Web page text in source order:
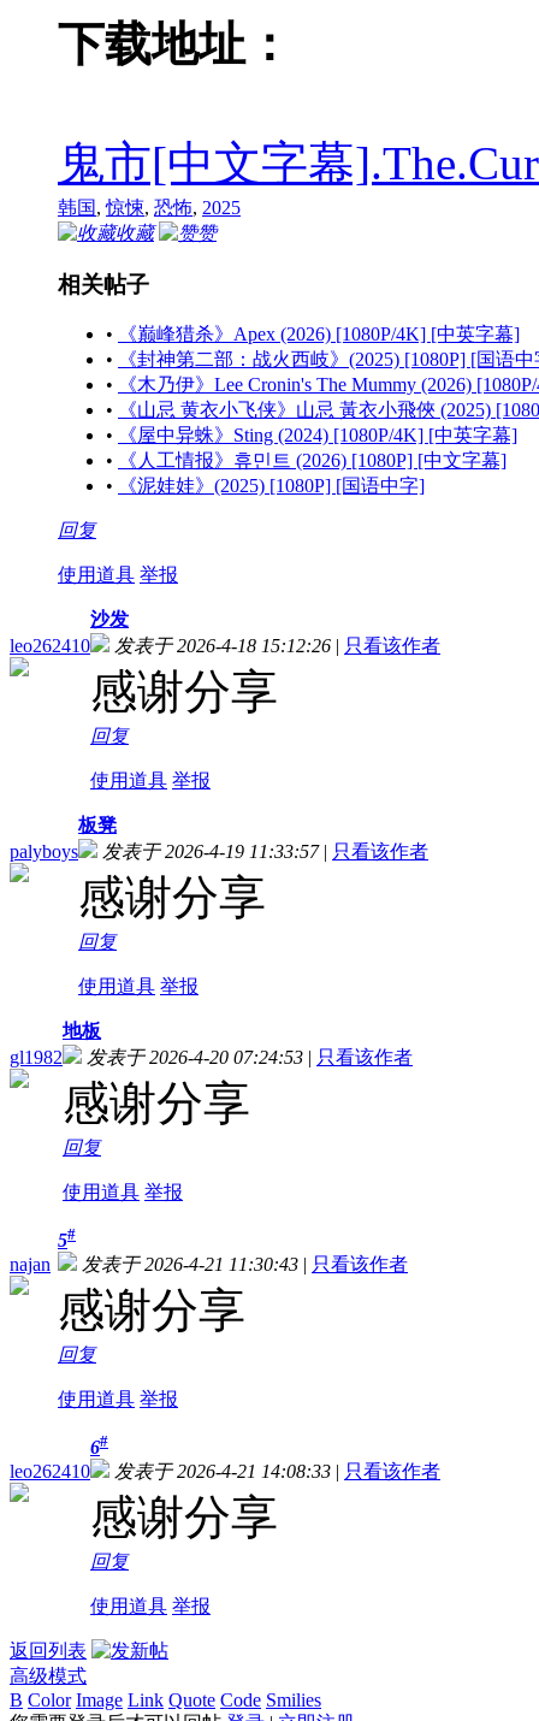
下载地址：
鬼市[中文字幕
韩国,惊悚, 恐怖, 2025
收藏
赞
相关帖子
•
《巅峰猎杀》Apex (2026) [1080P/4K] [中英字幕]
•
《封神第二部：战火西岐》(2025) [1080P] [国语
•
《木乃伊》Lee Cronin's The Mummy (2026)
•
《山忌 黄衣小飞侠》山忌 黃衣小飛俠 (2025)
•
《屋中异蛛》Sting (2024) [1080P/4K] [中英字幕]
•
《人工情报》휴민트 (2026) [1080P] [中文字幕]
•
《泥娃娃》(2025) [1080P] [国语中字]
回复
使用道具 举报
leo262410
沙发
发表于 2026-4-18 15:12:26 | 只看该作者
感谢分享
回复
使用道具 举报
palyboys
板凳
发表于 2026-4-19 11:33:57 | 只看该作者
感谢分享
回复
使用道具 举报
gl1982
地板
发表于 2026-4-20 07:24:53 | 只看该作者
感谢分享
回复
使用道具 举报
najan
5#
发表于 2026-4-21 11:30:43 | 只看该作者
感谢分享
回复
使用道具 举报
leo262410
6#
发表于 2026-4-21 14:08:33 | 只看该作者
感谢分享
回复
使用道具 举报
返回列表
高级模式
B Color Image Link Quote Code Smilies